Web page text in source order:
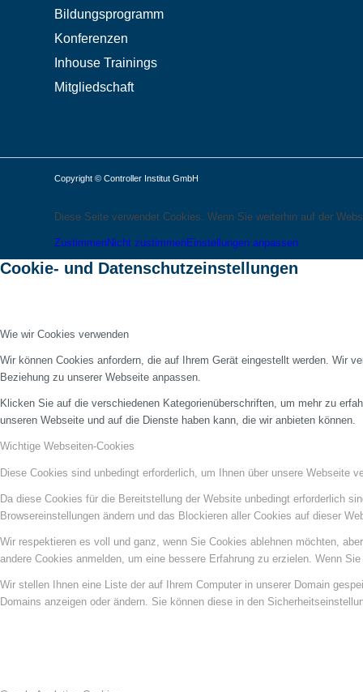
Bildungsprogramm
Konferenzen
Inhouse Trainings
Mitgliedschaft
Copyright © Controller Institut GmbH
Diese Seite verwendet Cookies. Wenn Sie weiterhin auf der
ZustimmenNicht zustimmenEinstellungen anpassen
Cookie- und Datenschutzeinstellungen
Wie wir Cookies verwenden
Wir können Cookies anfordern, die auf Ihrem Gerät eingestellt werden. Wir
Beziehung zu unserer Webseite anpassen.
Klicken Sie auf die verschiedenen Kategorienüberschriften, um mehr zu
unseren Webseite und auf die Dienste haben kann, die wir anbieten können.
Wichtige Webseiten-Cookies
Diese Cookies sind unbedingt erforderlich, um Ihnen über unsere Webseite
Da diese Cookies für die Bereitstellung der Website unbedingt erforderlich
Browsereinstellungen ändern und das Blockieren aller Cookies auf dieser
Wir respektieren es voll und ganz, wenn Sie Cookies ablehnen möchten,
andere Cookies anmelden, um eine bessere Erfahrung zu erzielen. Wenn
Wir stellen Ihnen eine Liste der auf Ihrem Computer in unserer Domain
Domains anzeigen oder ändern. Sie können diese in den